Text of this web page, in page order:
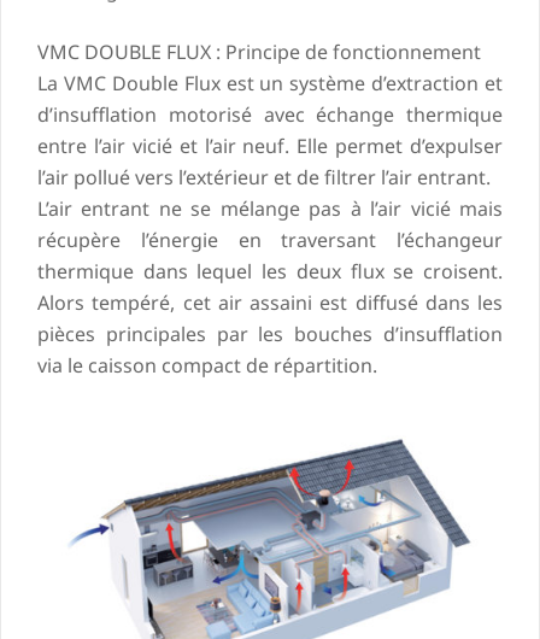
VMC DOUBLE FLUX : Principe de fonctionnement
La VMC Double Flux est un système d’extraction et
d’insufflation motorisé avec échange thermique
entre l’air vicié et l’air neuf. Elle permet d’expulser
l’air pollué vers l’extérieur et de filtrer l’air entrant.
L’air entrant ne se mélange pas à l’air vicié mais
récupère l’énergie en traversant l’échangeur
thermique dans lequel les deux flux se croisent.
Alors tempéré, cet air assaini est diffusé dans les
pièces principales par les bouches d’insufflation
via le caisson compact de répartition.